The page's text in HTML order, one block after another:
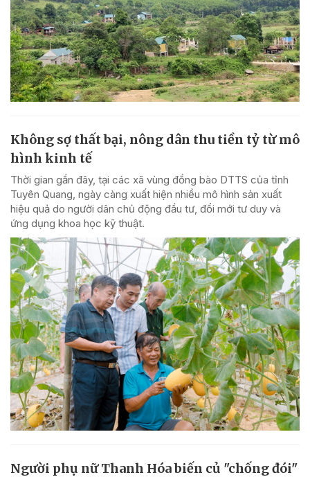
Không sợ thất bại, nông dân thu tiền tỷ từ mô
hình kinh tế
Thời gian gần đây, tại các xã vùng đồng bào DTTS của tỉnh
Tuyên Quang, ngày càng xuất hiện nhiều mô hình sản xuất
hiệu quả do người dân chủ động đầu tư, đổi mới tư duy và
ứng dụng khoa học kỹ thuật.
Người phụ nữ Thanh Hóa biến củ "chống đói"